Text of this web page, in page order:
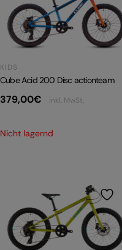
E-BIKE TOUR
PRODUKTRÜCKRUFE
KIDS
Cube Acid 200 Disc actionteam
379,00€ inkl. MwSt.
Nicht lagernd